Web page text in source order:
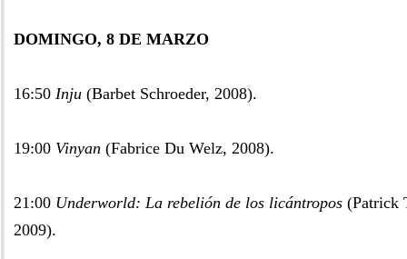
DOMINGO, 8 DE MARZO
16:50 Inju (Barbet Schroeder, 2008).
19:00 Vinyan (Fabrice Du Welz, 2008).
21:00 Underworld: La rebelión de los licántropos (Patrick
2009).